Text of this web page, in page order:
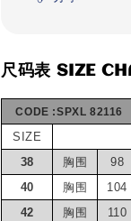
尺码表 SIZE
CODE :SPXL 82116
❤️布料
SIZE
38
胸围 98
40
胸围 104
42
胸围 110